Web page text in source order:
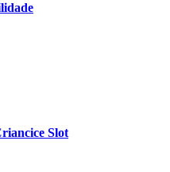
Slot